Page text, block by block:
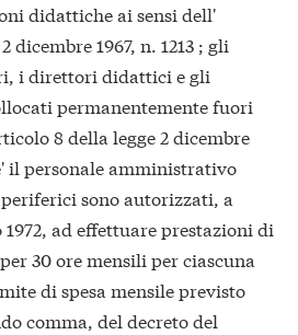
didattiche ai sensi dell'
dicembre 1967, n. 1213 ; gli
i direttori didattici e gli
permanentemente fuori
8 della legge 2 dicembre
il personale amministrativo
sono autorizzati, a
ad effettuare prestazioni di
30 ore mensili per ciascuna
di spesa mensile previsto
comma, del decreto del